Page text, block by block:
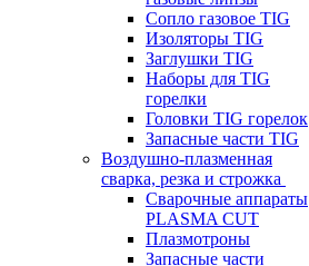
Сопло газовое TIG
Изоляторы TIG
Заглушки TIG
Наборы для TIG
горелки
Головки TIG горелок
Запасные части TIG
Воздушно-плазменная
сварка, резка и строжка
Сварочные аппараты
PLASMA CUT
Плазмотроны
Запасные части